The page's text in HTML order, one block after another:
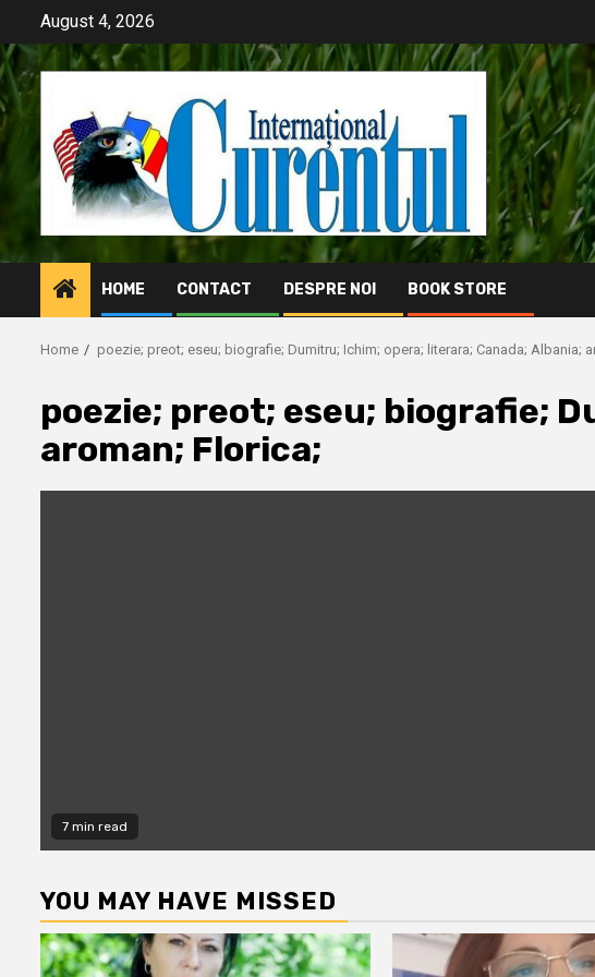
content
August 4, 2026
HOME CONTACT DESPRE NOI BOOK STORE
Home poezie; preot; eseu; biografie; Dumitru; Ichim; opera; literara; Canada; Albania;
poezie; preot; eseu; biografie;
aroman; Florica;
7 min read
YOU MAY HAVE MISSED